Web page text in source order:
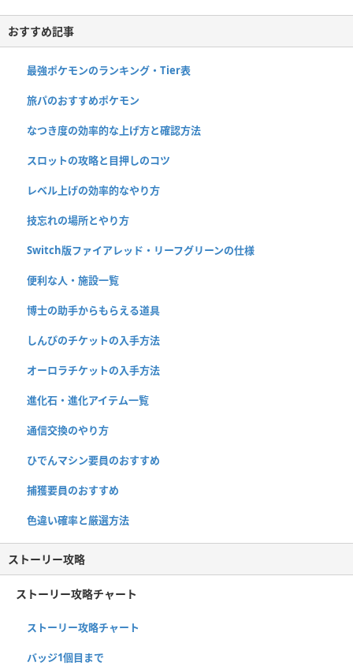
おすすめ記事
最強ポケモンのランキング・Tier表
旅パのおすすめポケモン
なつき度の効率的な上げ方と確認方法
スロットの攻略と目押しのコツ
レベル上げの効率的なやり方
技忘れの場所とやり方
Switch版ファイアレッド・リーフグリーンの仕様
便利な人・施設一覧
博士の助手からもらえる道具
しんぴのチケットの入手方法
オーロラチケットの入手方法
進化石・進化アイテム一覧
通信交換のやり方
ひでんマシン要員のおすすめ
捕獲要員のおすすめ
色違い確率と厳選方法
ストーリー攻略
ストーリー攻略チャート
ストーリー攻略チャート
バッジ1個目まで